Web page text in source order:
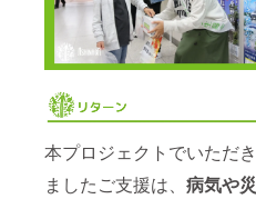
本プロジェクトでいただき
ましたご支援は、 病気や災